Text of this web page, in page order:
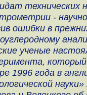
технических
-
ошибки в
ученые
1996 года в